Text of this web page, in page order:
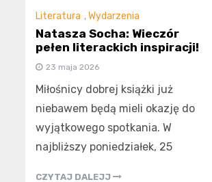
Literatura ,Wydarzenia
Natasza Socha: Wieczór
pełen literackich inspiracji!
23 maja 2026
Miłośnicy dobrej książki już
niebawem będą mieli okazję do
wyjątkowego spotkania. W
najbliższy poniedziałek, 25
CZYTAJ DALEJJ